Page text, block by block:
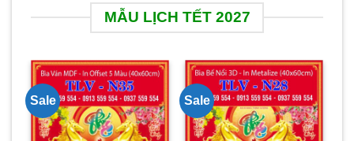
MẪU LỊCH TẾT 2027
Sale Sale